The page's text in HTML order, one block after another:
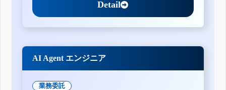
Detail
AI Agent エンジニア
業務委託